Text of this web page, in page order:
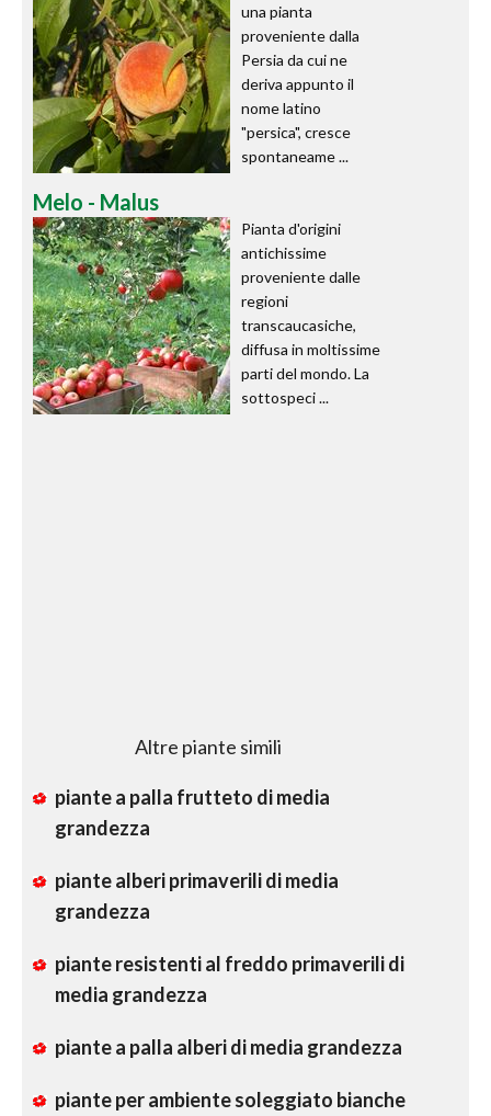
una pianta
proveniente dalla
Persia da cui ne
deriva appunto il
nome latino
"persica", cresce
spontaneame ...
Melo - Malus
Pianta d'origini
antichissime
proveniente dalle
regioni
transcaucasiche,
diffusa in moltissime
parti del mondo. La
sottospeci ...
Altre piante simili
piante a palla frutteto di media
grandezza
piante alberi primaverili di media
grandezza
piante resistenti al freddo primaverili di
media grandezza
piante a palla alberi di media grandezza
piante per ambiente soleggiato bianche